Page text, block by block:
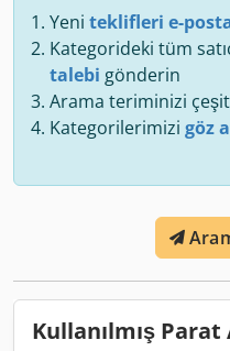
Yeni teklifleri e-
Kategorideki tüm
talebi gönderin
Arama teriminizi
Kategorilerimizi göz
Kullanılmış